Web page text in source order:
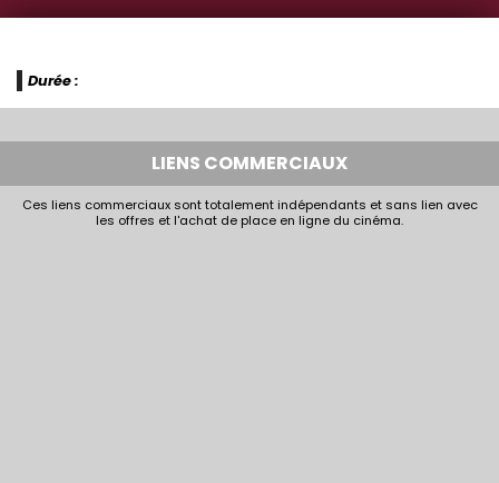
Durée :
LIENS COMMERCIAUX
Ces liens commerciaux sont totalement indépendants et sans lien avec
les offres et l'achat de place en ligne du cinéma.